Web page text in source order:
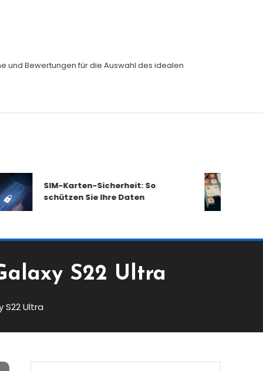
und Bewertungen für die Auswahl des idealen
SIM-Karten-Sicherheit: So
schützen Sie Ihre Daten
im Check
S22 Ultra
S22 Ultra